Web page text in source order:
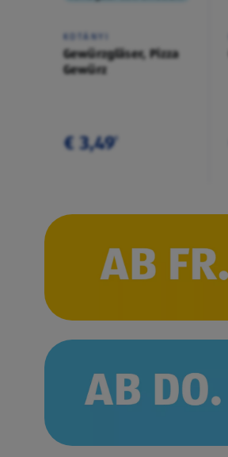
KOTÁNYI
Gewürzgläser, Pizza
Gewürz
€ 3,49¹